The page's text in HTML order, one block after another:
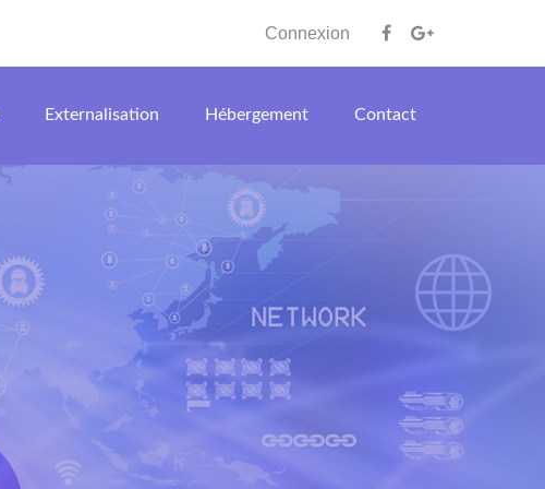
Connexion
Externalisation Hébergement Contact